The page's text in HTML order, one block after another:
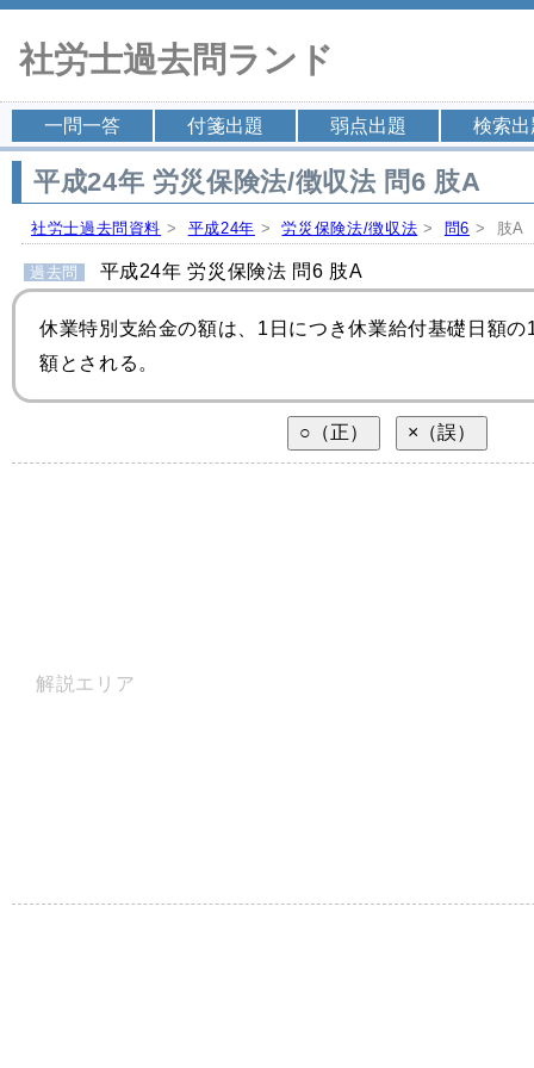
社労士過去問ランド
一問一答 付箋出題 弱点出題 検索出
平成24年 労災保険法/徴収法 問6 肢A
社労士過去問資料 > 平成24年 >労災保険法/徴収法 > 問6 > 肢A
過去問 平成24年 労災保険法 問6 肢A
休業特別支給金の額は、1日につき休業給付基礎日額
額とされる。
解説エリア